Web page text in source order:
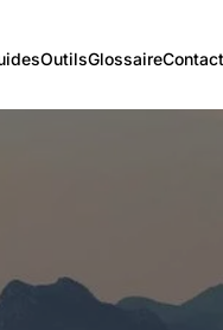
OutilsGlossaireContact